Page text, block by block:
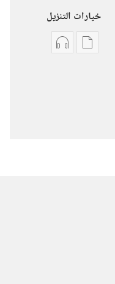
خيارات التنزيل
خياراتخيارات